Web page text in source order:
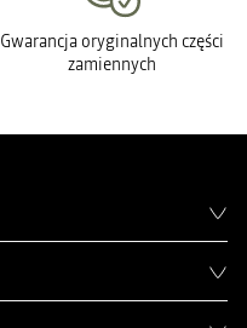
Gwarancja oryginalnych części
zamiennych